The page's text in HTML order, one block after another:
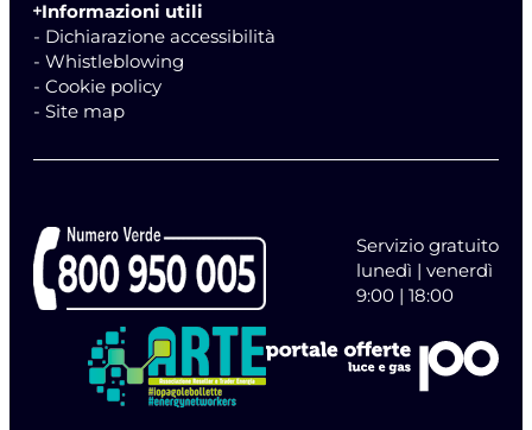
Informazioni utili
- Dichiarazione accessibilità
- Whistleblowing
- Cookie policy
- Site map
Servizio gratuito
lunedì | venerdì
9:00 | 18:00